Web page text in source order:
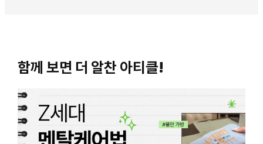
함께 보면 더 알찬 아티클!